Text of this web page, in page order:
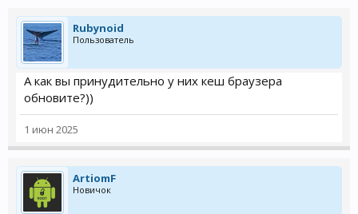
Rubynoid
Пользователь
А как вы принудительно у них кеш браузера
обновите?))
1 июн 2025
ArtiomF
Новичок